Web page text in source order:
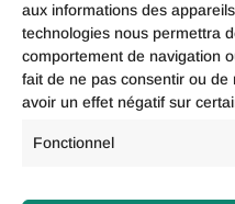
aux informations des
technologies nous permettra
comportement de navigation
fait de ne pas consentir ou
avoir un effet négatif sur
Fonctionnel
Paris 19e